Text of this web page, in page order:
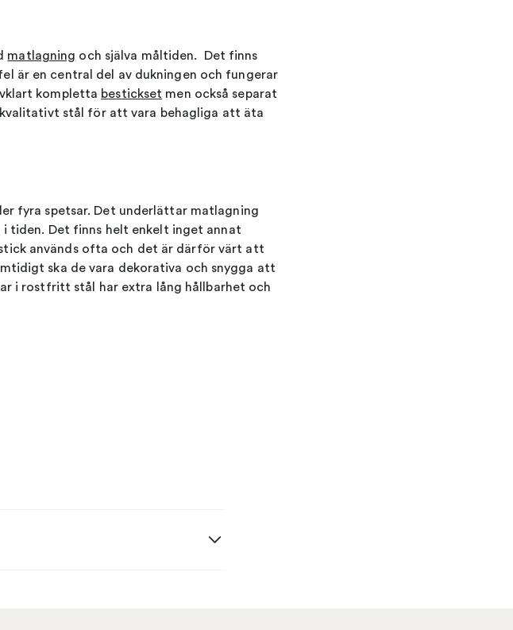
matlagning och själva måltiden. Det finns
är en central del av dukningen och fungerar
kompletta bestickset men också separat
stål för att vara behagliga att äta
fyra spetsar. Det underlättar matlagning
tiden. Det finns helt enkelt inget annat
används ofta och det är därför värt att
ska de vara dekorativa och snygga att
i rostfritt stål har extra lång hållbarhet och